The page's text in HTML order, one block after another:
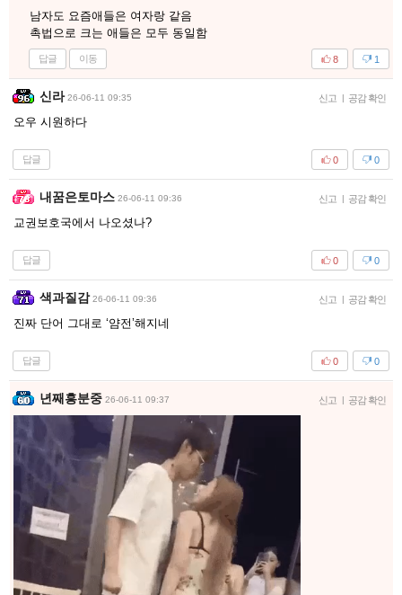
남자도 요즘애들은 여자랑 같음
촉법으로 크는 애들은 모두 동일함
답글 이동 1
8
신라 26-06-11 09:35 신고 공감 확인
오우 시원하다
답글 0
0
내꿈은토마스 26-06-11 09:36 신고 공감 확인
교권보호국에서 나오셨나?
답글 0
0
색과질감 26-06-11 09:36 신고 공감 확인
진짜 단어 그대로 ‘얌전’해지네
답글 0
0
년째흥분중 26-06-11 09:37 신고 공감 확인